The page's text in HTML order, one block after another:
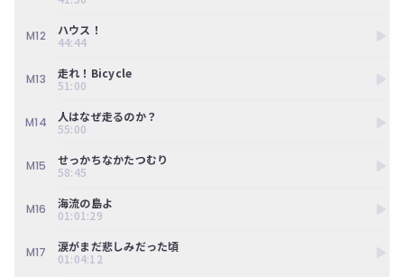
M12
ハウス！
44:44
M13
走れ！Bicycle
51:00
M14
人はなぜ走るのか？
55:00
M15
せっかちなかたつむり
58:45
M16
海流の島よ
01:01:29
M17
涙がまだ悲しみだった頃
01:04:12